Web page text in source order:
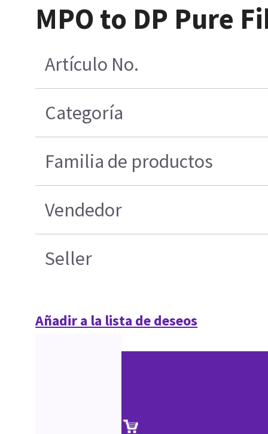
MPO to DP Pure
Artículo No.
Categoría
Familia de productos
Vendedor
Seller
Añadir a la lista de deseos